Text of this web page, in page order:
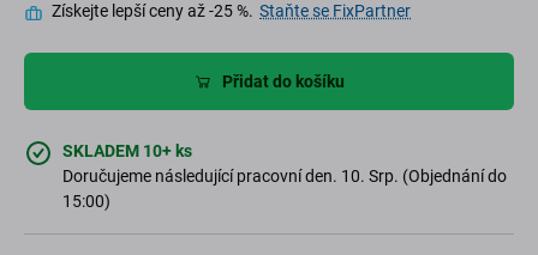
Získejte lepší ceny až -25 %. Staňte se FixPartner
Přidat do košíku
SKLADEM 10+ ks
Doručujeme následující pracovní den. 10. Srp. (Objednání do
15:00)